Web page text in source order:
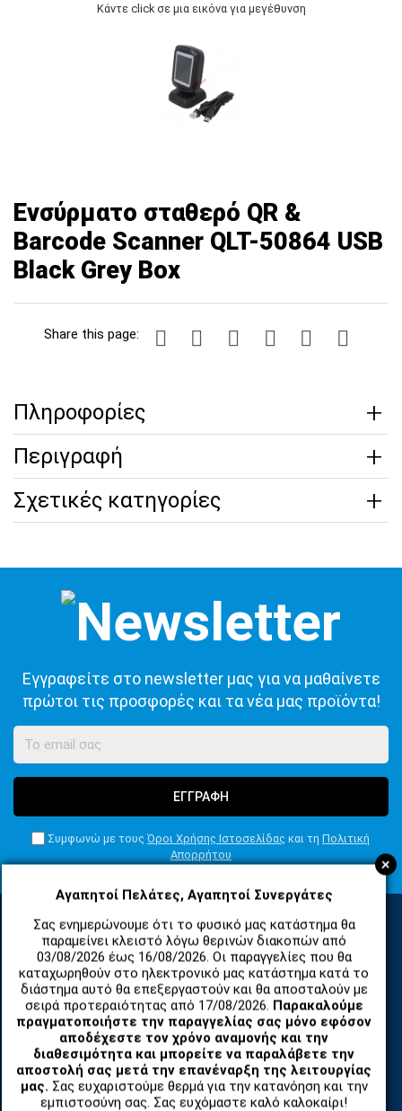
+
Αγαπητοί Πελάτες, Αγαπητοί Συνεργάτες
Σας ενημερώνουμε ότι το φυσικό μας κατάστημα θα
παραμείνει κλειστό λόγω θερινών διακοπών από
03/08/2026 έως 16/08/2026. Οι παραγγελίες που θα
καταχωρηθούν στο ηλεκτρονικό μας κατάστημα κατά το
διάστημα αυτό θα επεξεργαστούν και θα αποσταλούν με
σειρά προτεραιότητας από 17/08/2026. Παρακαλούμε
πραγματοποιήστε την παραγγελίας σας μόνο εφόσον
αποδέχεστε τον χρόνο αναμονής και την
διαθεσιμότητα και μπορείτε να παραλάβετε την
αποστολή σας μετά την επανέναρξη της λειτουργίας
μας. Σας ευχαριστούμε θερμά για την κατανόηση και την
εμπιστοσύνη σας. Σας ευχόμαστε καλό καλοκαίρι!
Κάντε click σε μια εικόνα για μεγέθυνση
Ενσύρματο σταθερό QR &
Barcode Scanner QLT-50864 USB
Black Grey Box
Share this page:
Πληροφορίες
Περιγραφή
Σχετικές κατηγορίες
Εγγραφείτε στο newsletter μας για να μαθαίνετε
πρώτοι τις προσφορές και τα νέα μας προϊόντα!
ΕΓΓΡΑΦΗ
Συμφωνώ με τους Όροι Χρήσης Ιστοσελίδας και τη Πολιτική
Απορρήτου
ΚΑΤΗΓΟΡΙΕΣ
ΑΝΤΑΛΛΑΚΤΙΚΑ ΚΑΙ ΑΞΕΣΟΥΑΡ ΚΙΝΗΤΩΝ ΤΗΛΕΦΩΝΩΝ
TABLET
ΤΗΛΕΠΙΚΟΙΝΩΝΙΕΣ, ΑΣΥΡΜΑΤΑ, FCT